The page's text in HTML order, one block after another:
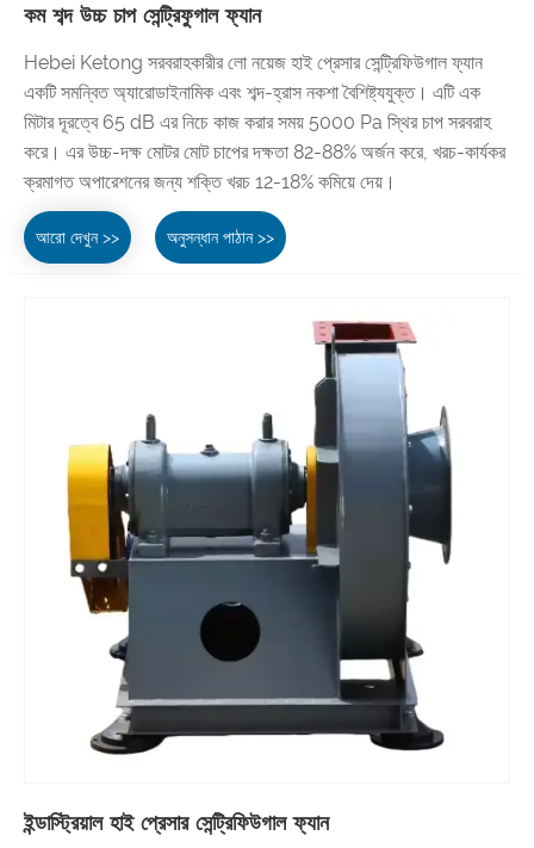
কম শব্দ উচ্চ চাপ সেন্ট্রিফুগাল ফ্যান
Hebei Ketong সরবরাহকারীর লো নয়েজ হাই প্রেসার সেন্ট্রিফিউগাল ফ্যান
একটি সমন্বিত অ্যারোডাইনামিক এবং শব্দ-হ্রাস নকশা বৈশিষ্ট্যযুক্ত। এটি এক
মিটার দূরত্বে 65 dB এর নিচে কাজ করার সময় 5000 Pa স্থির চাপ সরবরাহ
করে। এর উচ্চ-দক্ষ মোটর মোট চাপের দক্ষতা 82-88% অর্জন করে, খরচ-কার্যকর
ক্রমাগত অপারেশনের জন্য শক্তি খরচ 12-18% কমিয়ে দেয়।
আরো দেখুন >> অনুসন্ধান পাঠান >>
ইন্ডাস্ট্রিয়াল হাই প্রেসার সেন্ট্রিফিউগাল ফ্যান